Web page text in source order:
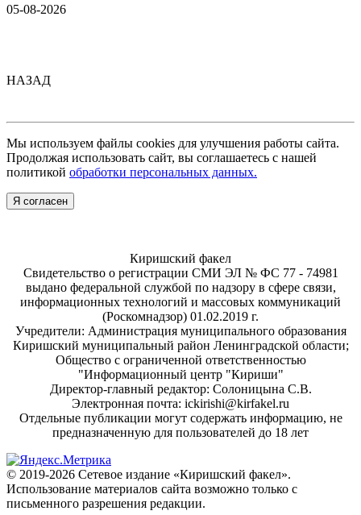
05-08-2026
НАЗАД
Мы используем файлы cookies для улучшения работы сайта.
Продолжая использовать сайт, вы соглашаетесь с нашей
политикой обработки персональных данных.
Я согласен
Киришский факел
Свидетельство о регистрации СМИ ЭЛ № ФС 77 - 74981
выдано федеральной службой по надзору в сфере связи,
информационных технологий и массовых коммуникаций
(Роскомнадзор) 01.02.2019 г.
Учредители: Администрация муниципального образования
Киришский муниципальный район Ленинградской области;
Общество с ограниченной ответственностью
"Информационный центр "Кириши"
Директор-главный редактор: Солоницына С.В.
Электронная почта: ickirishi@kirfakel.ru
Отдельные публикации могут содержать информацию, не
предназначенную для пользователей до 18 лет
© 2019-2026 Сетевое издание «Киришский факел».
Использование материалов сайта возможно только с
письменного разрешения редакции.